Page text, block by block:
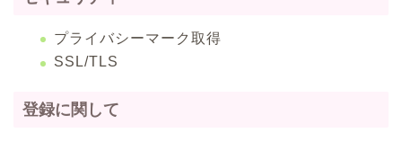
プライバシーマーク取得
SSL/TLS
登録に関して